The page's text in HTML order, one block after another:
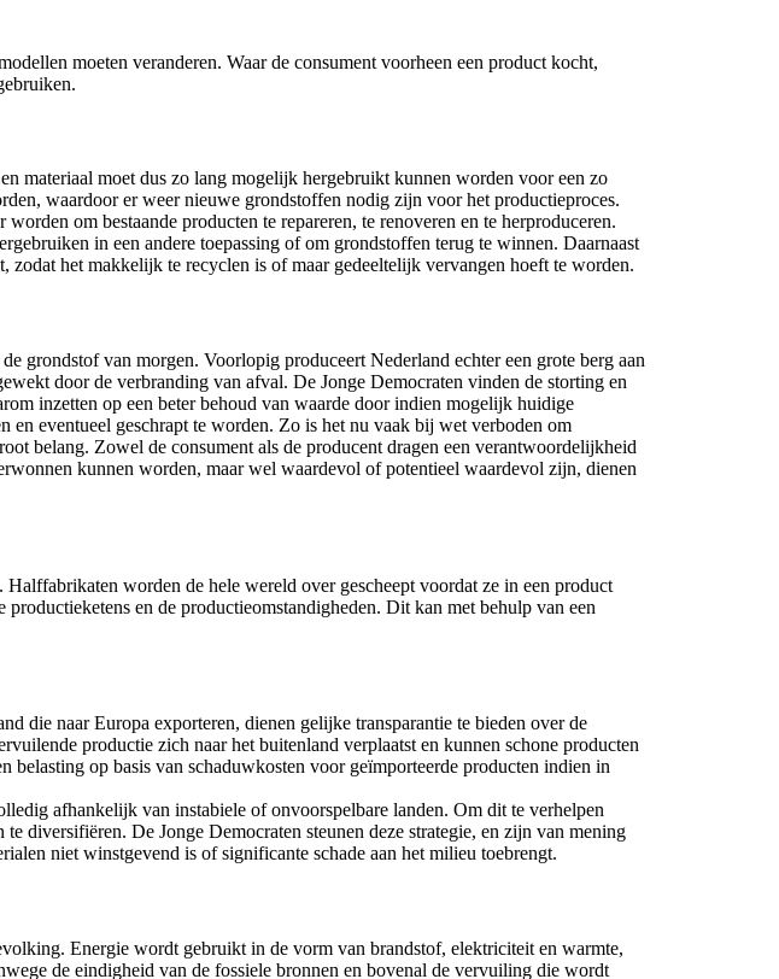
moeten veranderen. Waar de consument voorheen een product kocht,
materiaal moet dus zo lang mogelijk hergebruikt kunnen worden voor een zo
waardoor er weer nieuwe grondstoffen nodig zijn voor het productieproces.
om bestaande producten te repareren, te renoveren en te herproduceren.
in een andere toepassing of om grondstoffen terug te winnen. Daarnaast
zodat het makkelijk te recyclen is of maar gedeeltelijk vervangen hoeft te worden.
grondstof van morgen. Voorlopig produceert Nederland echter een grote berg aan
door de verbranding van afval. De Jonge Democraten vinden de storting en
inzetten op een beter behoud van waarde door indien mogelijk huidige
eventueel geschrapt te worden. Zo is het nu vaak bij wet verboden om
belang. Zowel de consument als de producent dragen een verantwoordelijkheid
kunnen worden, maar wel waardevol of potentieel waardevol zijn, dienen
worden de hele wereld over gescheept voordat ze in een product
en de productieomstandigheden. Dit kan met behulp van een
die naar Europa exporteren, dienen gelijke transparantie te bieden over de
productie zich naar het buitenland verplaatst en kunnen schone producten
belasting op basis van schaduwkosten voor geïmporteerde producten indien in
afhankelijk van instabiele of onvoorspelbare landen. Om dit te verhelpen
diversifiëren. De Jonge Democraten steunen deze strategie, en zijn van mening
niet winstgevend is of significante schade aan het milieu toebrengt.
Energie wordt gebruikt in de vorm van brandstof, elektriciteit en warmte,
de eindigheid van de fossiele bronnen en bovenal de vervuiling die wordt